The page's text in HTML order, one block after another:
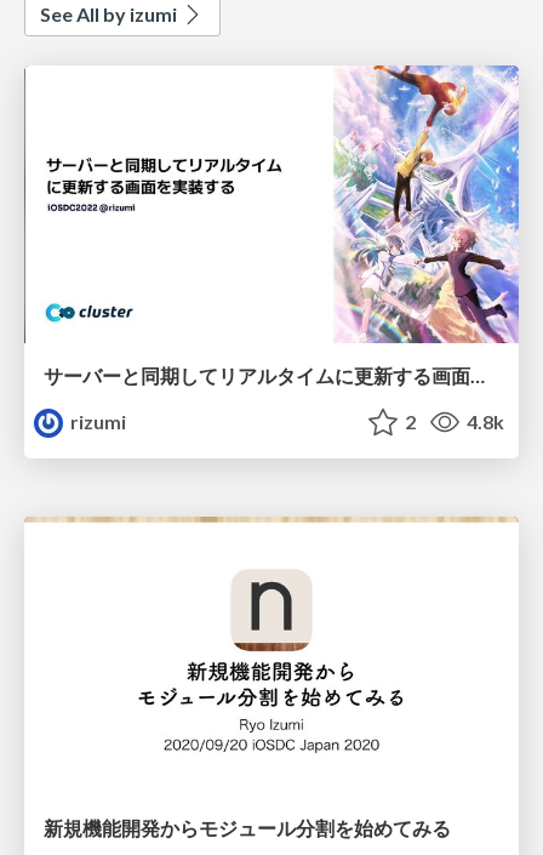
See All by izumi
サーバーと同期してリアルタイムに更新する画面を実装する
rizumi
2 4.8k
新規機能開発からモジュール分割を始めてみる